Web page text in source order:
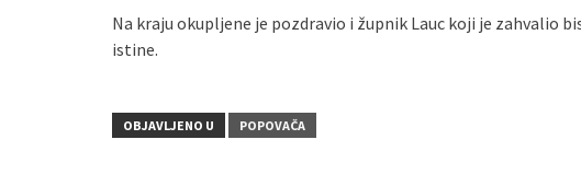
Na kraju okupljene je pozdravio i župnik Lauc koji je zahvalio
istine.
OBJAVLJENO U POPOVAČA